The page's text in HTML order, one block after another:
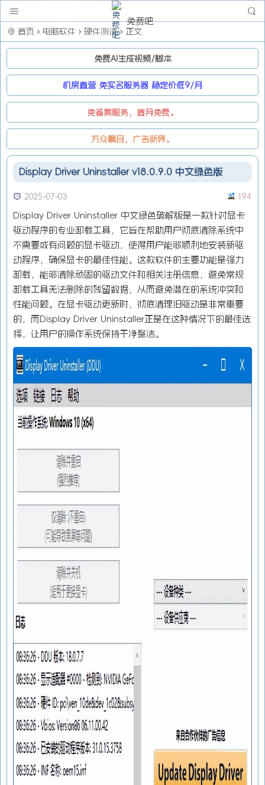
免费吧
首页 电脑软件 硬件测试 正文
免费AI生成视频/脚本
机房直营 免实名服务器 稳定价低9/月
免备案服务，首月免费。
万众瞩目，广告新界。
Display Driver Uninstaller v18.0.9.0 中文绿色版
2025-07-03 194
Display Driver Uninstaller 中文绿色破解版是一款针对显卡
驱动程序的专业卸载工具，它旨在帮助用户彻底清除系统中
不需要或有问题的显卡驱动，使得用户能够顺利地安装新驱
动程序，确保显卡的最佳性能。这款软件的主要功能是强力
卸载，能够清除顽固的驱动文件和相关注册信息，避免常规
卸载工具无法删除的残留数据，从而避免潜在的系统冲突和
性能问题。在显卡驱动更新时，彻底清理旧驱动是非常重要
的，而Display Driver Uninstaller正是在这种情况下的最佳选
择，让用户的操作系统保持干净整洁。